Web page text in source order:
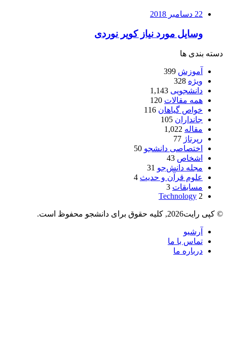
22 دسامبر 2018
وسایل مورد نیاز کویر نوردی
دسته بندی ها
آموزش 399
ویژه 328
دانشجویی 1,143
همه مقالات 120
خواص گیاهان 116
جانداران 105
مقاله 1,022
رپرتاژ 77
اختصاصی دانشجو 50
اشخاص 43
مجله دانش‌جو 31
علوم قرآن و حدیث 4
مسابقات 3
Technology 2
© کپی رایت2026, کلیه حقوق برای دانشجو محفوظ است.
آرشیو
تماس با ما
درباره ما